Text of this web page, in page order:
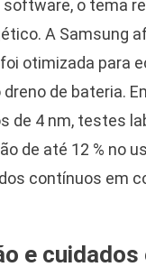
software, o tema
A Samsung
otimizada para
dreno de bateria.
de 4 nm, testes
de até 12 % no
contínuos em
e